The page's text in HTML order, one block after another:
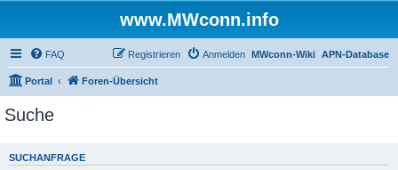
www.MWconn.info
FAQ APN-Database
MWconn-Wiki
Anmelden
Registrieren
Portal Foren-Übersicht
Suche
SUCHANFRAGE